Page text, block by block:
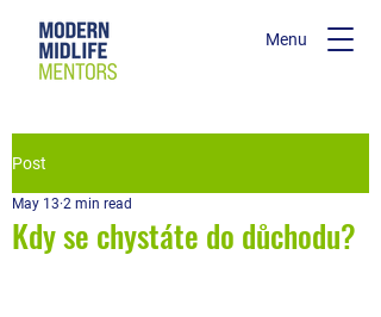
Menu
Post
Kdy se chystáte do důchodu?
May 13 2 min read